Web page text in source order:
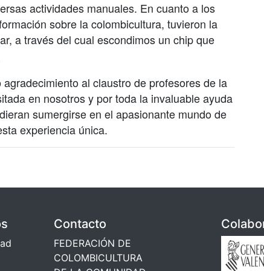
actividades manuales. En cuanto a los
sobre la colombicultura, tuvieron la
a través del cual escondimos un chip que
al claustro de profesores de la
en nosotros y por toda la invaluable ayuda
sumergirse en el apasionante mundo de
experiencia única.
Contacto
FEDERACIÓN DE
COLOMBICULTURA